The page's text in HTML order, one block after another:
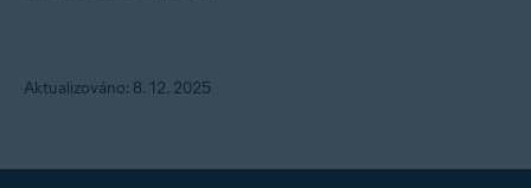
Aktualizováno: 8. 12. 2025